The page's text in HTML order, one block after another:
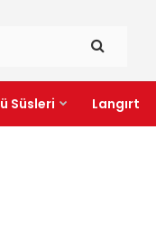
Süsleri Langırt